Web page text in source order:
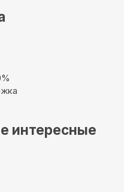
интересные